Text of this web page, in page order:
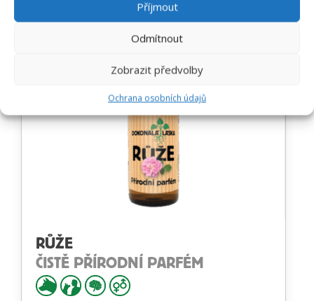
Příjmout
Odmítnout
Zobrazit předvolby
Ochrana osobních údajů
RŮŽE
ČISTĚ PŘÍRODNÍ PARFÉM